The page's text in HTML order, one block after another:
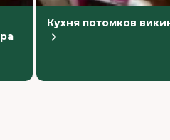
Кухня потомков